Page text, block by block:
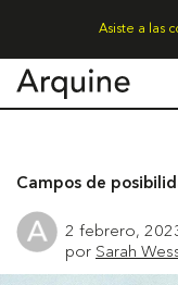
Asiste a las
Campos de
2 febrero,
por Sarah